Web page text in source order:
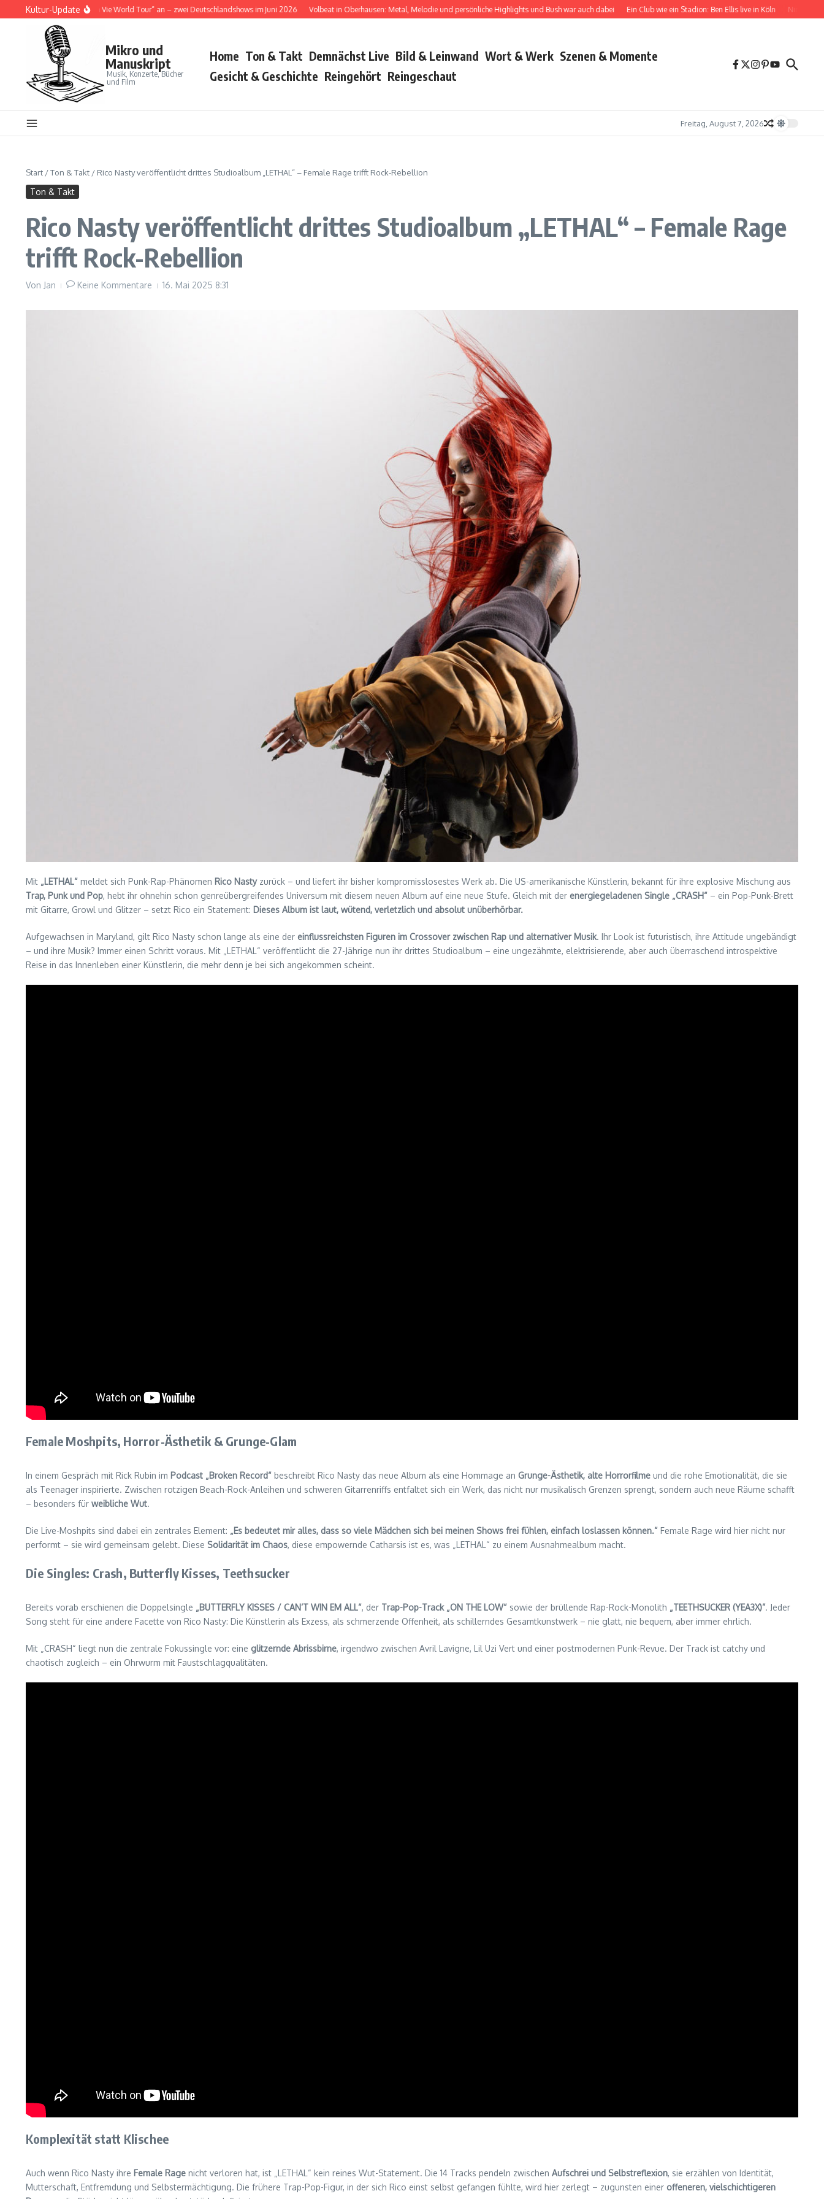
Zum Inhalt springen
Kultur-Update
Cat kündigt „Tour Ma Vie World Tour“ an – zwei Deutschlandshows im Juni 2026 Volbeat in Oberhausen: Metal, Melodie und persönliche Highlights und Bush war auch dabei Ein Club wie ein Stadion: Ben Ellis live in Köln Nina Chuba
Mikro und
Manuskript
Musik, Konzerte, Bücher
und Film
Home Ton & Takt Demnächst Live Bild & Leinwand Wort & Werk Szenen & Momente
Gesicht & Geschichte Reingehört Reingeschaut
Freitag, August 7, 2026
Start /Ton & Takt / Rico Nasty veröffentlicht drittes Studioalbum „LETHAL“ – Female Rage trifft Rock-Rebellion
Ton & Takt
Rico Nasty veröffentlicht drittes Studioalbum „LETHAL“ – Female Rage
trifft Rock-Rebellion
Von Jan Keine Kommentare 16. Mai 2025 8:31
Mit „LETHAL“ meldet sich Punk-Rap-Phänomen Rico Nastyzurück – und liefert ihr bisher kompromisslosestes Werk ab. Die US-amerikanische Künstlerin, bekannt für ihre explosive Mischung aus
Trap, Punk und Pop, hebt ihr ohnehin schon genreübergreifendes Universum mit diesem neuen Album auf eine neue Stufe. Gleich mit der energiegeladenen Single „CRASH“ – ein Pop-Punk-Brett
mit Gitarre, Growl und Glitzer – setzt Rico ein Statement: Dieses Album ist laut, wütend, verletzlich und absolut unüberhörbar.
Aufgewachsen in Maryland, gilt Rico Nasty schon lange als eine der einflussreichsten Figuren im Crossover zwischen Rap und alternativer Musik. Ihr Look ist futuristisch, ihre Attitude ungebändigt
– und ihre Musik? Immer einen Schritt voraus. Mit „LETHAL“ veröffentlicht die 27-Jährige nun ihr drittes Studioalbum – eine ungezähmte, elektrisierende, aber auch überraschend introspektive
Reise in das Innenleben einer Künstlerin, die mehr denn je bei sich angekommen scheint.
Female Moshpits, Horror-Ästhetik & Grunge-Glam
In einem Gespräch mit Rick Rubin im Podcast „Broken Record“ beschreibt Rico Nasty das neue Album als eine Hommage an Grunge-Ästhetik, alte Horrorfilme und die rohe Emotionalität, die sie
als Teenager inspirierte. Zwischen rotzigen Beach-Rock-Anleihen und schweren Gitarrenriffs entfaltet sich ein Werk, das nicht nur musikalisch Grenzen sprengt, sondern auch neue Räume schafft
– besonders für weibliche Wut.
Die Live-Moshpits sind dabei ein zentrales Element: „Es bedeutet mir alles, dass so viele Mädchen sich bei meinen Shows frei fühlen, einfach loslassen können.“ Female Rage wird hier nicht nur
performt – sie wird gemeinsam gelebt. Diese Solidarität im Chaos, diese empowernde Catharsis ist es, was „LETHAL“ zu einem Ausnahmealbum macht.
Die Singles: Crash, Butterfly Kisses, Teethsucker
Bereits vorab erschienen die Doppelsingle „BUTTERFLY KISSES / CAN’T WIN EM ALL“, der Trap-Pop-Track „ON THE LOW“ sowie der brüllende Rap-Rock-Monolith „TEETHSUCKER (YEA3X)”. Jeder
Song steht für eine andere Facette von Rico Nasty: Die Künstlerin als Exzess, als schmerzende Offenheit, als schillerndes Gesamtkunstwerk – nie glatt, nie bequem, aber immer ehrlich.
Mit „CRASH“ liegt nun die zentrale Fokussingle vor: eine glitzernde Abrissbirne, irgendwo zwischen Avril Lavigne, Lil Uzi Vert und einer postmodernen Punk-Revue. Der Track ist catchy und
chaotisch zugleich – ein Ohrwurm mit Faustschlagqualitäten.
Komplexität statt Klischee
Auch wenn Rico Nasty ihre Female Rage nicht verloren hat, ist „LETHAL“ kein reines Wut-Statement. Die 14 Tracks pendeln zwischen Aufschrei und Selbstreflexion, sie erzählen von Identität,
Mutterschaft, Entfremdung und Selbstermächtigung. Die frühere Trap-Pop-Figur, in der sich Rico einst selbst gefangen fühlte, wird hier zerlegt – zugunsten einer offeneren, vielschichtigeren